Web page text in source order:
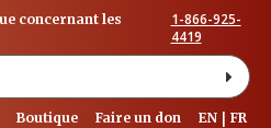
concernant les
1-866-925-
4419
Boutique Faire un don EN FR